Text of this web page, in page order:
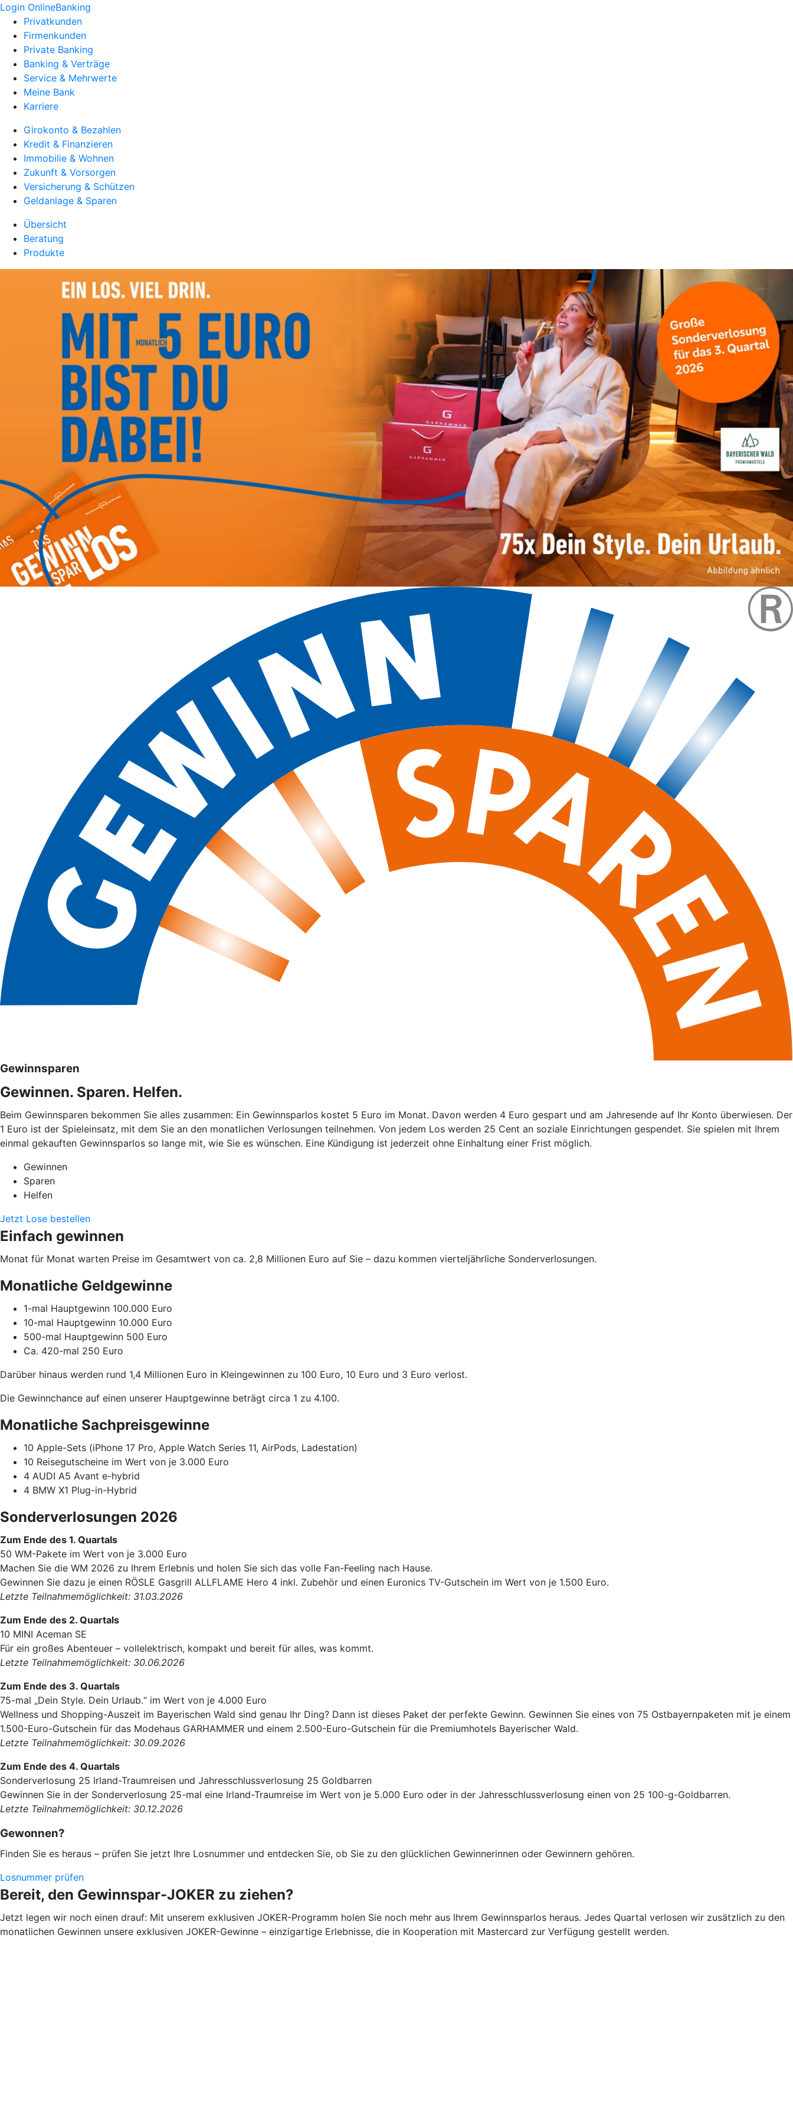
Login OnlineBanking
Privatkunden
Firmenkunden
Private Banking
Banking & Verträge
Service & Mehrwerte
Meine Bank
Karriere
Girokonto & Bezahlen
Kredit & Finanzieren
Immobilie & Wohnen
Zukunft & Vorsorgen
Versicherung & Schützen
Geldanlage & Sparen
Übersicht
Beratung
Produkte
Gewinnsparen
Gewinnen. Sparen. Helfen.
Beim Gewinnsparen bekommen Sie alles zusammen: Ein Gewinnsparlos kostet 5 Euro im Monat. Davon werden 4 Euro gespart und am Jahresende auf Ihr Konto überwiesen. Der
1 Euro ist der Spieleinsatz, mit dem Sie an den monatlichen Verlosungen teilnehmen. Von jedem Los werden 25 Cent an soziale Einrichtungen gespendet. Sie spielen mit Ihrem
einmal gekauften Gewinnsparlos so lange mit, wie Sie es wünschen. Eine Kündigung ist jederzeit ohne Einhaltung einer Frist möglich.
Gewinnen
Sparen
Helfen
Jetzt Lose bestellen
Einfach gewinnen
Monat für Monat warten Preise im Gesamtwert von ca. 2,8 Millionen Euro auf Sie – dazu kommen vierteljährliche Sonderverlosungen.
Monatliche Geldgewinne
1-mal Hauptgewinn 100.000 Euro
10-mal Hauptgewinn 10.000 Euro
500-mal Hauptgewinn 500 Euro
Ca. 420-mal 250 Euro
Darüber hinaus werden rund 1,4 Millionen Euro in Kleingewinnen zu 100 Euro, 10 Euro und 3 Euro verlost.
Die Gewinnchance auf einen unserer Hauptgewinne beträgt circa 1 zu 4.100.
Monatliche Sachpreisgewinne
10 Apple-Sets (iPhone 17 Pro, Apple Watch Series 11, AirPods, Ladestation)
10 Reisegutscheine im Wert von je 3.000 Euro
4 AUDI A5 Avant e-hybrid
4 BMW X1 Plug-in-Hybrid
Sonderverlosungen 2026
Zum Ende des 1. Quartals
50 WM-Pakete im Wert von je 3.000 Euro
Machen Sie die WM 2026 zu Ihrem Erlebnis und holen Sie sich das volle Fan-Feeling nach Hause.
Gewinnen Sie dazu je einen RÖSLE Gasgrill ALLFLAME Hero 4 inkl. Zubehör und einen Euronics TV-Gutschein im Wert von je 1.500 Euro.
Letzte Teilnahmemöglichkeit: 31.03.2026
Zum Ende des 2. Quartals
10 MINI Aceman SE
Für ein großes Abenteuer – vollelektrisch, kompakt und bereit für alles, was kommt.
Letzte Teilnahmemöglichkeit: 30.06.2026
Zum Ende des 3. Quartals
75-mal „Dein Style. Dein Urlaub.“ im Wert von je 4.000 Euro
Wellness und Shopping-Auszeit im Bayerischen Wald sind genau Ihr Ding? Dann ist dieses Paket der perfekte Gewinn. Gewinnen Sie eines von 75 Ostbayernpaketen mit je einem
1.500-Euro-Gutschein für das Modehaus GARHAMMER und einem 2.500-Euro-Gutschein für die Premiumhotels Bayerischer Wald.
Letzte Teilnahmemöglichkeit: 30.09.2026
Zum Ende des 4. Quartals
Sonderverlosung 25 Irland-Traumreisen und Jahresschlussverlosung 25 Goldbarren
Gewinnen Sie in der Sonderverlosung 25-mal eine Irland-Traumreise im Wert von je 5.000 Euro oder in der Jahresschlussverlosung einen von 25 100-g-Goldbarren.
Letzte Teilnahmemöglichkeit: 30.12.2026
Gewonnen?
Finden Sie es heraus – prüfen Sie jetzt Ihre Losnummer und entdecken Sie, ob Sie zu den glücklichen Gewinnerinnen oder Gewinnern gehören.
Losnummer prüfen
Bereit, den Gewinnspar-JOKER zu ziehen?
Jetzt legen wir noch einen drauf: Mit unserem exklusiven JOKER-Programm holen Sie noch mehr aus Ihrem Gewinnsparlos heraus. Jedes Quartal verlosen wir zusätzlich zu den
monatlichen Gewinnen unsere exklusiven JOKER-Gewinne – einzigartige Erlebnisse, die in Kooperation mit Mastercard zur Verfügung gestellt werden.